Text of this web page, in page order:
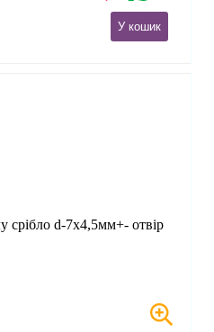
У кошик